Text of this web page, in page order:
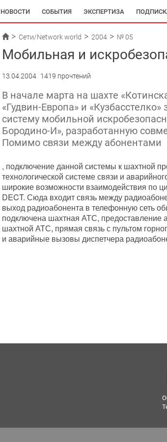
НОВОСТИ СОБЫТИЯ ЭКСПЕРТИЗА
Сети/Network world 2004 № 05
Мобильная и
13.04.2004 1419 прочтений
В начале марта на шахте
«Гудвин-Европа» и
систему мобильной
Бородино-И», разработанную
Помимо связи между абонентами
, подключение данной системы к шахтной
технологической системе связи и
широкие возможности взаимодействия по
DECT. Сюда входит связь между
выход радиоабонента в телефонную сеть
подключена шахтная АТС, предоставление
шахтной АТС, прямая связь с пультом
и аварийные вызовы диспетчера